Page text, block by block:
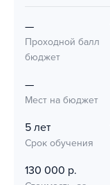
—
Проходной балл
бюджет
—
Мест на бюджет
5 лет
Срок обучения
130 000 р.